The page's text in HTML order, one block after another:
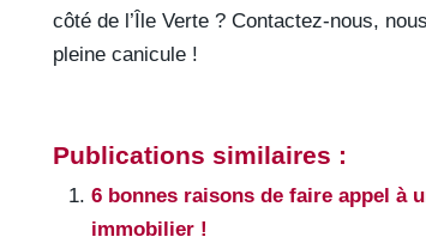
côté de l’Île Verte ? Contactez-nous,
pleine canicule !
Publications similaires :
6 bonnes raisons de faire appel à
immobilier !